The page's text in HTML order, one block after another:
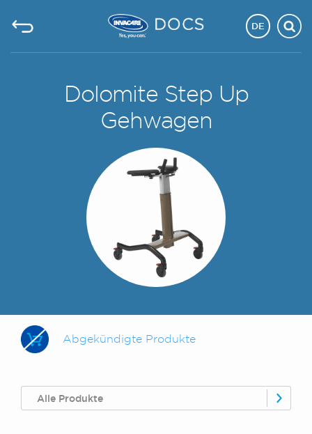
DE
Dolomite Step Up
Gehwagen
Abgekündigte Produkte
Alle Produkte